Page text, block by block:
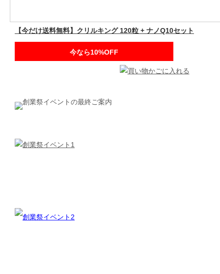
【今だけ送料無料】クリルキング 120粒 + ナノQ10セット
今なら10%OFF